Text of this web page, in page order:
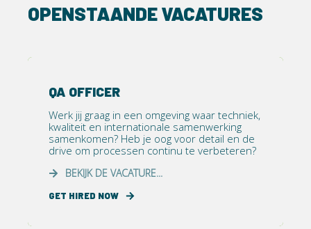
OPENSTAANDE VACATURES
QA OFFICER
Werk jij graag in een omgeving waar techniek,
kwaliteit en internationale samenwerking
samenkomen? Heb je oog voor detail en de
drive om processen continu te verbeteren?
BEKIJK DE VACATURE...
GET HIRED NOW